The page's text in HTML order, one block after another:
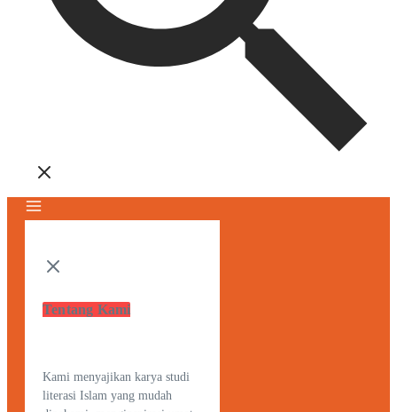
Tentang Kami
Kami menyajikan karya studi
literasi Islam yang mudah